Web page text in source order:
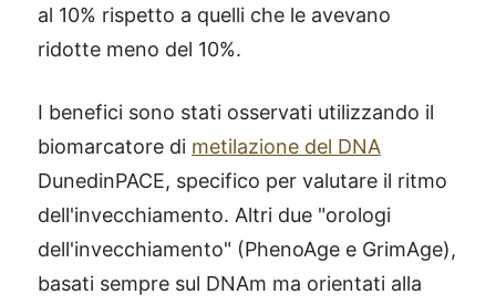
al 10% rispetto a quelli che le avevano
ridotte meno del 10%.
I benefici sono stati osservati utilizzando il
biomarcatore di metilazione del DNA
DunedinPACE, specifico per valutare il ritmo
dell'invecchiamento. Altri due "orologi
dell'invecchiamento" (PhenoAge e GrimAge),
basati sempre sul DNAm ma orientati alla